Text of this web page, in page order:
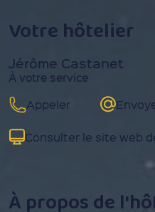
Votre hôtelier
Jérôme Castanet
À votre service
Appeler
Consulter le site web
À propos de